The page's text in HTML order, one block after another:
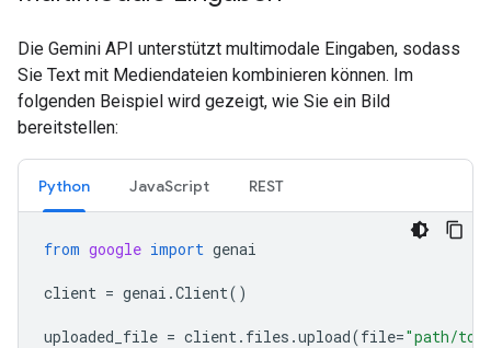
Die Gemini API unterstützt multimodale Eingaben, sodass
Sie Text mit Mediendateien kombinieren können. Im
folgenden Beispiel wird gezeigt, wie Sie ein Bild
bereitstellen:
Python JavaScript REST
from google import genai
client = genai .Client()
uploaded_file = client. files .upload(file="path/to/